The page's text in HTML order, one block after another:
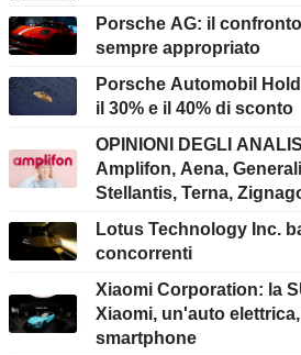
Porsche AG: il
sempre appropriato
Porsche Automobil
il 30% e il 40% di sconto
OPINIONI DEGLI
Amplifon, Aena,
Stellantis, Terna,
Lotus Technology Inc.
concorrenti
Xiaomi Corporation: la
Xiaomi, un'auto
smartphone